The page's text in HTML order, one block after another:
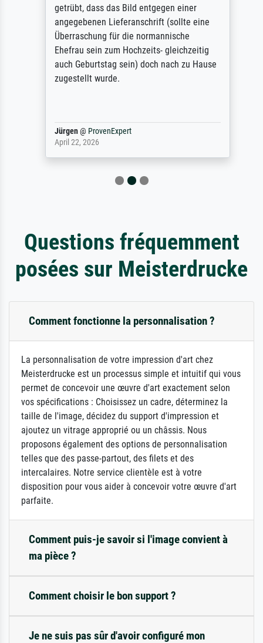
getrübt, dass das Bild entgegen einer
angegebenen Lieferanschrift (sollte eine
Überraschung für die normannische
Ehefrau sein zum Hochzeits- gleichzeitig
auch Geburtstag sein) doch nach zu Hause
zugestellt wurde.
Jürgen@ProvenExpert
April 22, 2026
Questions fréquemment
posées sur Meisterdrucke
Comment fonctionne la personnalisation ?
La personnalisation de votre impression d'art chez
Meisterdrucke est un processus simple et intuitif qui vous
permet de concevoir une œuvre d'art exactement selon
vos spécifications : Choisissez un cadre, déterminez la
taille de l'image, décidez du support d'impression et
ajoutez un vitrage approprié ou un châssis. Nous
proposons également des options de personnalisation
telles que des passe-partout, des filets et des
intercalaires. Notre service clientèle est à votre
disposition pour vous aider à concevoir votre œuvre d'art
parfaite.
Comment puis-je savoir si l'image convient à
ma pièce ?
Comment choisir le bon support ?
Je ne suis pas sûr d'avoir configuré mon